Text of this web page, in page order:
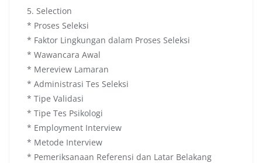
5. Selection
* Proses Seleksi
* Faktor Lingkungan dalam Proses Seleksi
* Wawancara Awal
* Mereview Lamaran
* Administrasi Tes Seleksi
* Tipe Validasi
* Tipe Tes Psikologi
* Employment Interview
* Metode Interview
* Pemeriksanaan Referensi dan Latar Belakang